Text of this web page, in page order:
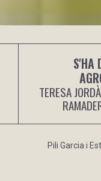
S'HA
TERESA
Pili Garcia i